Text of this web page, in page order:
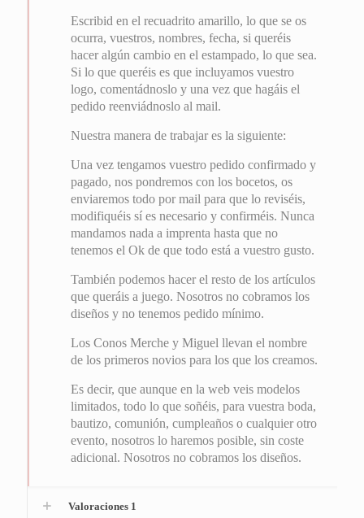
Escribid en el recuadrito amarillo, lo que se os
ocurra, vuestros, nombres, fecha, si queréis
hacer algún cambio en el estampado, lo que sea.
Si lo que queréis es que incluyamos vuestro
logo, comentádnoslo y una vez que hagáis el
pedido reenviádnoslo al mail.
Nuestra manera de trabajar es la siguiente:
Una vez tengamos vuestro pedido confirmado y
pagado, nos pondremos con los bocetos, os
enviaremos todo por mail para que lo reviséis,
modifiquéis sí es necesario y confirméis. Nunca
mandamos nada a imprenta hasta que no
tenemos el Ok de que todo está a vuestro gusto.
También podemos hacer el resto de los artículos
que queráis a juego. Nosotros no cobramos los
diseños y no tenemos pedido mínimo.
Los Conos Merche y Miguel llevan el nombre
de los primeros novios para los que los creamos.
Es decir, que aunque en la web veis modelos
limitados, todo lo que soñéis, para vuestra boda,
bautizo, comunión, cumpleaños o cualquier otro
evento, nosotros lo haremos posible, sin coste
adicional. Nosotros no cobramos los diseños.
Valoraciones 1